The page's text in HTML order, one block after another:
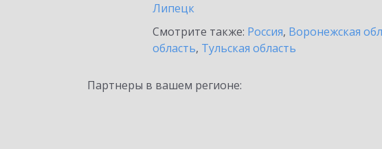
Липецк
Смотрите также: Россия, Воронежская
область, Тульская область
Партнеры в вашем регионе: